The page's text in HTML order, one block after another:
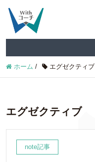
ホーム / エグゼクティブ
エグゼクティブ
note記事